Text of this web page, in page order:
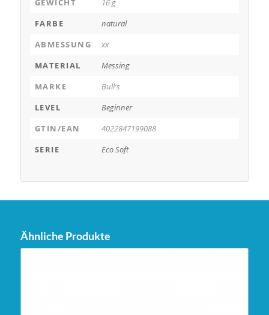
GEWICHT
16 g
FARBE
natural
ABMESSUNG
xx
MATERIAL
Messing
MARKE
Bull's
LEVEL
Beginner
GTIN/EAN
4022847199088
SERIE
Eco Soft
Ähnliche Produkte